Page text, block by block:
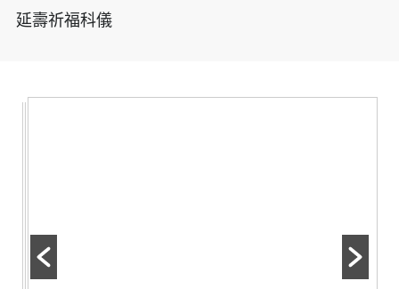
延壽祈福科儀